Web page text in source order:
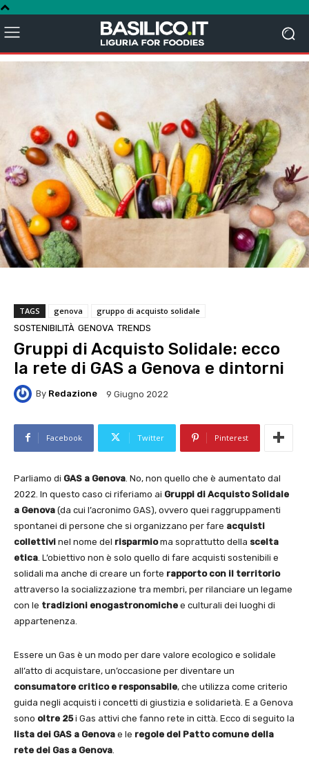
TAGS genova
gruppo di acquisto solidale
SOSTENIBILITÀ GENOVA TRENDS
Gruppi di Acquisto Solidale: ecco
la rete di GAS a Genova e dintorni
By Redazione 9 Giugno 2022
Facebook Twitter Pinterest
Parliamo di GAS a Genova . No, non quello che è aumentato dal
2022. In questo caso ci riferiamo ai Gruppi di Acquisto Solidale
a Genova (da cui l’acronimo GAS), ovvero quei raggruppamenti
spontanei di persone che si organizzano per fare acquisti
collettivi nel nome del risparmioma soprattutto della scelta
etica . L’obiettivo non è solo quello di fare acquisti sostenibili e
solidali ma anche di creare un forte rapporto con il territorio
attraverso la socializzazione tra membri, per rilanciare un legame
con le tradizioni enogastronomiche e culturali dei luoghi di
appartenenza.
Essere un Gas è un modo per dare valore ecologico e solidale
all’atto di acquistare, un’occasione per diventare un
consumatore critico e responsabile, che utilizza come criterio
guida negli acquisti i concetti di giustizia e solidarietà. E a Genova
sono oltre 25i Gas attivi che fanno rete in città. Ecco di seguito la
lista dei GAS a Genova e le regole del Patto comune della
rete dei Gas a Genova